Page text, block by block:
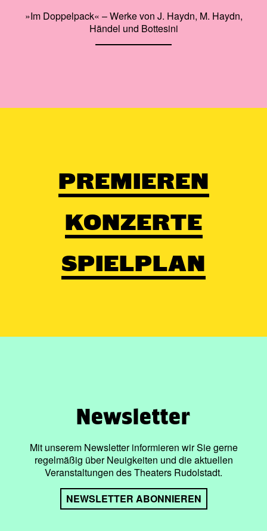
»Im Doppelpack« – Werke von J. Haydn, M. Haydn,
Händel und Bottesini
PREMIEREN
KONZERTE
SPIELPLAN
Newsletter
Mit unserem Newsletter informieren wir Sie gerne
regelmäßig über Neuigkeiten und die aktuellen
Veranstaltungen des Theaters Rudolstadt.
NEWSLETTER ABONNIEREN